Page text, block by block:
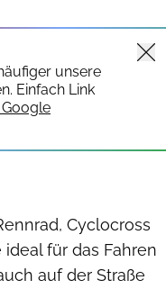
unsere
Einfach Link
Cyclocross
für das Fahren
auf der Straße